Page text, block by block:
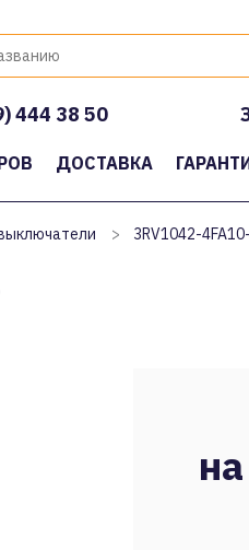
444 38 50
ДОСТАВКА
> 3RV1042-